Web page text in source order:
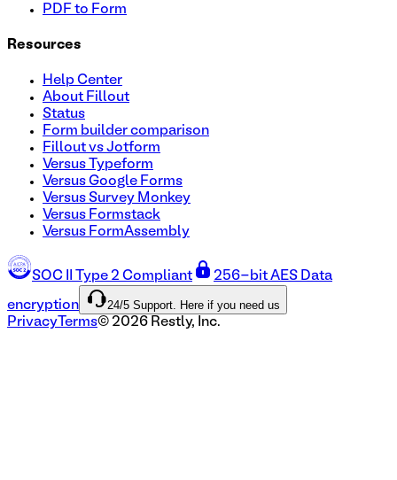
PDF to Form
Resources
Help Center
About Fillout
Status
Form builder comparison
Fillout vs Jotform
Versus Typeform
Versus Google Forms
Versus Survey Monkey
Versus Formstack
Versus FormAssembly
SOC II Type 2 Compliant 256-bit AES Data
encryption 24/5 Support. Here if you need us
Privacy Terms© 2026 Restly, Inc.